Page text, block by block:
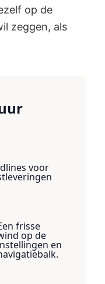
op de
zeggen, als
voor
frisse
op de
en